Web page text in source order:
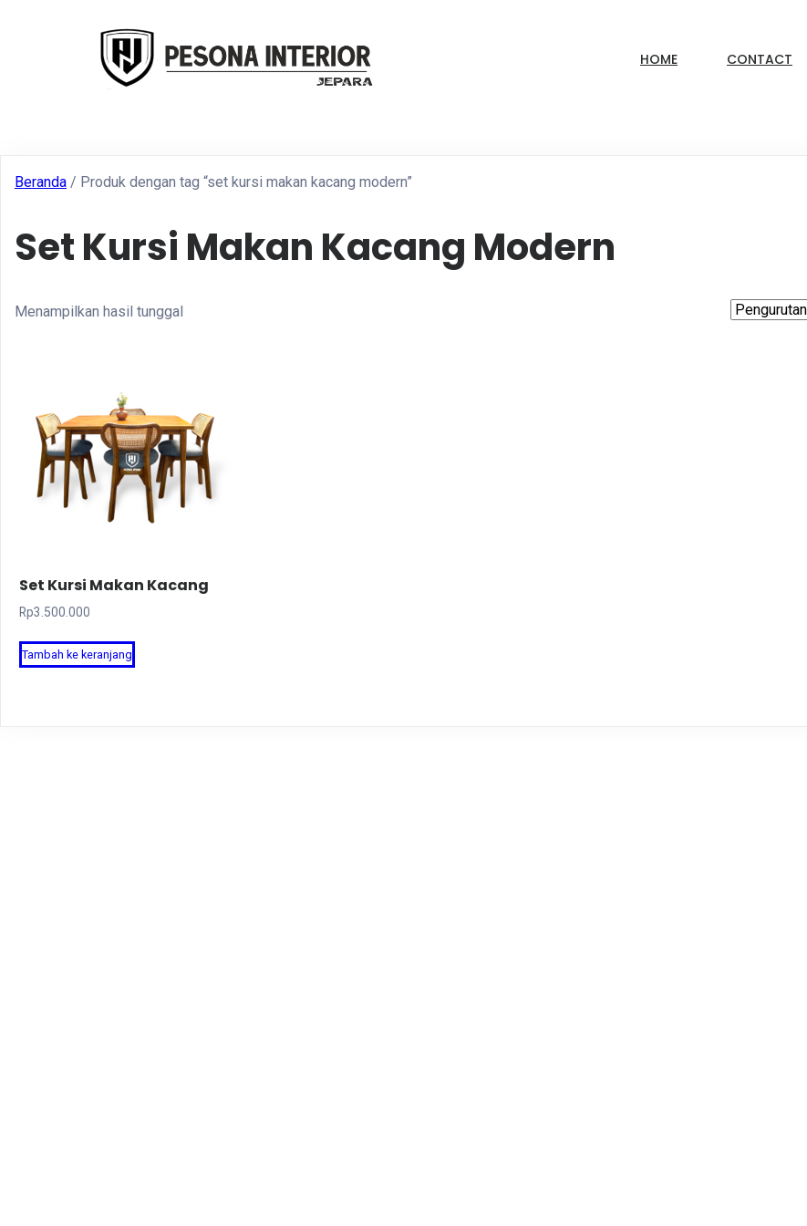
HOME CONTACT
Beranda / Produk dengan tag “set kursi makan kacang modern”
Set Kursi Makan Kacang Modern
Menampilkan hasil tunggal
Set Kursi Makan Kacang
Rp3.500.000
Tambah ke keranjang